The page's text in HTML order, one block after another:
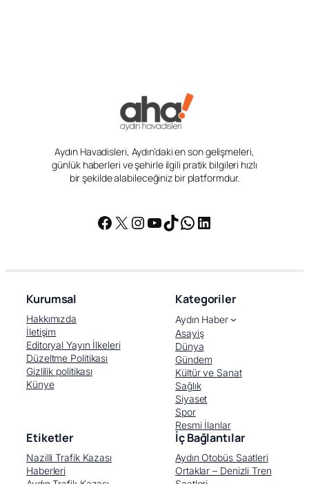
Aydın Havadisleri, Aydın’daki en son gelişmeleri,
günlük haberleri ve şehirle ilgili pratik bilgileri hızlı
bir şekilde alabileceğiniz bir platformdur.
Facebook
X Instagram
YouTube
TikTok
WhatsApp
LinkedIn
Kurumsal
Hakkımızda
İletişim
Editoryal Yayın İlkeleri
Düzeltme Politikası
Gizlilik politikası
Künye
Kategoriler
Aydın Haber
Asayiş
Dünya
Gündem
Kültür ve Sanat
Sağlık
Siyaset
Spor
Resmi İlanlar
Etiketler
Nazilli Trafik Kazası
Haberleri
İç Bağlantılar
Aydın Otobüs Saatleri
Ortaklar – Denizli Tren